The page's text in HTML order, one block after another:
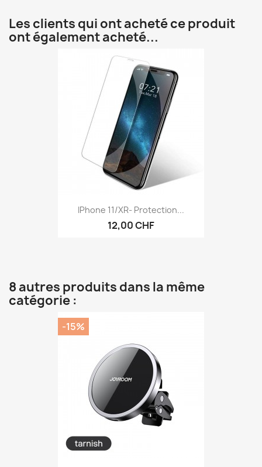
Les clients qui ont acheté ce produit
ont également acheté...
IPhone 11/XR- Protection...
12,00 CHF
8 autres produits dans la même
catégorie :
-15%